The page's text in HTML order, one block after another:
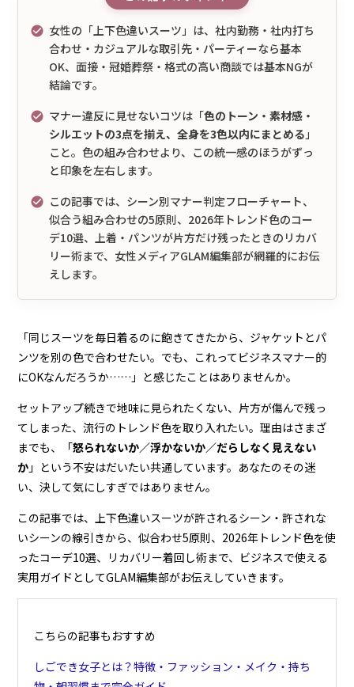
女性の「上下色違いスーツ」は、社内勤務・社内打ち
合わせ・カジュアルな取引先・パーティーなら基本
OK、面接・冠婚葬祭・格式の高い商談では基本NGが
結論です。
マナー違反に見せないコツは「色のトーン・素材感・
シルエットの3点を揃え、全身を3色以内にまとめる 」
こと。色の組み合わせより、この統一感のほうがずっ
と印象を左右します。
この記事では、シーン別マナー判定フローチャート、
似合う組み合わせの5原則、2026年トレンド色のコー
デ10選、上着・パンツが片方だけ残ったときのリカバ
リー術まで、女性メディアGLAM編集部が網羅的にお伝
えします。
「同じスーツを毎日着るのに飽きてきたから、ジャケットとパ
ンツを別の色で合わせたい。でも、これってビジネスマナー的
にOKなんだろうか……」と感じたことはありませんか。
セットアップ続きで地味に見られたくない、片方が傷んで残っ
てしまった、流行のトレンド色を取り入れたい。理由はさまざ
までも、「怒られないか／浮かないか／だらしなく見えない
か 」という不安はだいたい共通しています。あなたのその迷
い、決して気にしすぎではありません。
この記事では、上下色違いスーツが許されるシーン・許されな
いシーンの線引きから、似合わせ5原則、2026年トレンド色を使
ったコーデ10選、リカバリー着回し術まで、ビジネスで使える
実用ガイドとしてGLAM編集部がお伝えしていきます。
こちらの記事もおすすめ
しごでき女子とは？特徴・ファッション・メイク・持ち